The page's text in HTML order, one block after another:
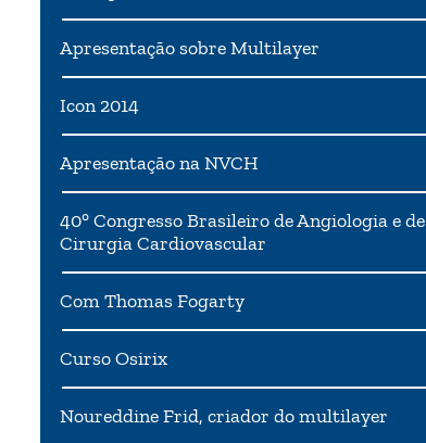
Apresentação sobre Multilayer
Icon 2014
Apresentação na NVCH
40° Congresso Brasileiro de Angiologia e de
Cirurgia Cardiovascular
Com Thomas Fogarty
Curso Osirix
Noureddine Frid, criador do multilayer